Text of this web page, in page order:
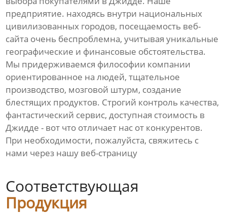
предприятие. находясь внутри национальных
цивилизованных городов, посещаемость веб-
сайта очень беспроблемна, учитывая уникальные
географические и финансовые обстоятельства.
Мы придерживаемся философии компании
ориентированное на людей, тщательное
производство, мозговой штурм, создание
блестящих продуктов. Строгий контроль качества,
фантастический сервис, доступная стоимость в
Джидде - вот что отличает нас от конкурентов.
При необходимости, пожалуйста, свяжитесь с
нами через нашу веб-страницу
Соответствующая
Продукция